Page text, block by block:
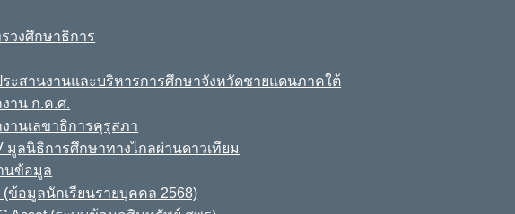
วงศึกษาธิการ
ะสานงานและบริหารการศึกษาจังหวัดชายแดนภาคใต้
าน ก.ค.ศ.
านเลขาธิการคุรุสภา
มูลนิธิการศึกษาทางไกลผ่านดาวเทียม
นข้อมูล
(ข้อมูลนักเรียนรายบุคคล 2568)